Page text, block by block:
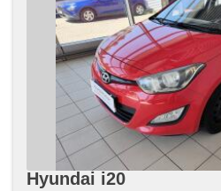
Hyundai i20